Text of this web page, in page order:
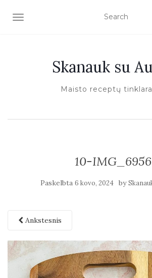
TOGGLE NAVIGATION
Skanauk su
Maisto receptų
10-IMG_6956
Paskelbta 6 kovo, 2024 by
Ankstesnis